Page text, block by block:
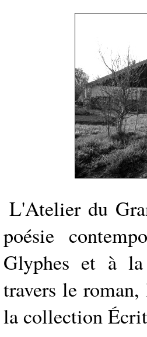
L'Atelier du
poésie
Glyphes et à
travers le
la collection